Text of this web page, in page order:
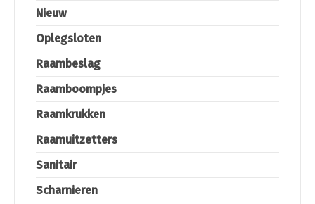
Nieuw
Oplegsloten
Raambeslag
Raamboompjes
Raamkrukken
Raamuitzetters
Sanitair
Scharnieren